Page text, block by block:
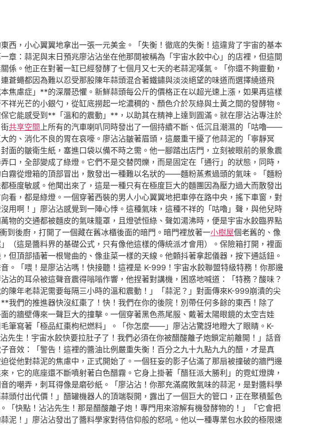
西，小心翼翼地拿出一張一元美金。「失衡！徹底的失衡！這違背了宇宙的基本
章：蒜泥與末日預兆廖沾沾坐在他那間被稱為「宇宙水餃中心」的店裡，但這間
。他正在對著一缸已經發酵了七個月又七天的老蒜泥嘆氣。「你還不夠靈動，
蒼蠅都因為難以忍受那股陳年蒜頭混合著鐵鏽與淡淡絕望的味道而選擇繞道飛
焦慮症」**的深層恐懼。新鮮蒜頭每公斤的價格正在以超光速上漲，如果再這樣
光芒的小銀勺，從缸底撈起一坨濃稠的、顏色介於灰綠與土黃之間的發酵物。
它能感受到**「溫和的震動」**，以助其在精神上達到圓滿。就在廖沾沾專注於
共享空間上所有的汽車喇叭同時發出了一個持續不斷、低沉且潮濕的「咕嚕——
的、消化不良的胃在哀嚎。廖沾沾皺著眉頭，這嚴重干擾了他蒜泥的「寧靜冥
面的皺衛生紙，塞進口袋以備不時之需。他一腳踏出店門，立刻被眼前的景象震
，全部變成了綠燈。它們不是交替閃爍，而是固定在「通行」的狀態，同時，
霧從燈箱的頂部冒出，散發出一種難以名狀的——麵粉蒸煮過頭的氣味。「麵粉
極度敏感。他聞出來了，這是一種只有在極度巨大的麵團因為壓力過大而散發出
看，都是綠燈。一個穿著西裝的男人小心翼翼地把車停在路中央，搖下車窗，對
用啊！」廖沾沾感覺到一陣心悸。這種氣味，這種不祥的「咕嚕」聲，與他兒時
物的交通都被麵皮的氣味籠罩，且燈號恒綠、聲如湯沸時，便是宇宙水餃臨界點
衝到後廚，打開了一個藏在舊冰櫃後面的暗門。暗門裡放著一小樹屋個老舊的、像
（這是醬料界的基礎公式，只有像他這樣的傳統派才會用）。保險箱打開，裡面
頂部插著一根彎曲的、像韭菜一樣的天線。他顫抖著拿起儀器，按下通話鈕。
「喂！是廖沾沾嗎！快接聽！這裡是 K-999！宇宙水餃聯盟特級特務！你那邊
的耳朵被這聲音震得嗡嗡作響，他捏著對講機，困惑地喊道：「特務？酸味？
陳年老蒜泥需要每隔三小時的溫和震動！」「蒜泥？」對面傳來K-999崩潰的尖
們的推進器快沒紅棗了！快！我們在你的後院！別帶任何多餘的東西！除了
牆壁傳來一聲巨大的撞擊。一個穿著黑色燕尾服、戴著太陽眼鏡的太空吉娃
筆寫著「極品紅棗枸杞燃料」。「你怎麼——」廖沾沾驚訝地瞪大了眼睛。K-
生！宇宙水餃快要拉肚子了！我們必須在你被醋酸離子炮鎖定前離開！」話音
音效：「警告！這裡的醬油比例嚴重失衡！百分之九十九點九九的醋，才是真
從他對蒜泥的焦慮中，正式開始了。一個狂妄的影子佔滿了那扇被撞破的牆門邊
它的底座還不斷噴射著白色醋霧。它身上掛著「醋狂派大勝利」的霓虹燈牌，
的嘲弄，刺耳得像是磨砂紙。「廖沾沾！你那充滿腐敗氣味的蒜泥，是對醬料學
頭付出代價！」醋罐機器人的頂端裂開，露出了一個巨大的管口，正在聚積藍色
快點！沾沾先生！那是醋酸離子炮！專門用來溶解有機發酵物的！」「它會把
泥！」廖沾沾發出了醬料學家對待信仰般的怒吼。他以一種專業包水餃的極限速